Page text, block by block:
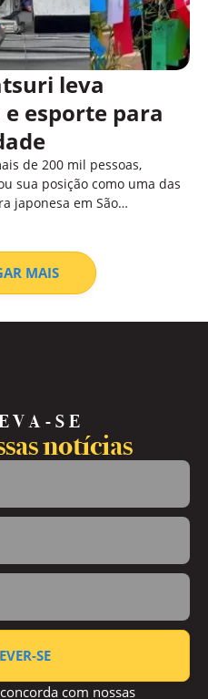
leva
esporte para
de 200 mil pessoas,
sua posição como uma das
japonesa em São…
MAIS
SE
notícias
SE
com nossas